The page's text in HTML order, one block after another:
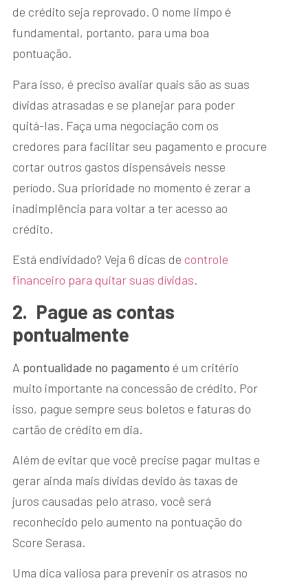
de crédito seja reprovado. O nome limpo é
fundamental, portanto, para uma boa
pontuação.
Para isso, é preciso avaliar quais são as suas
dívidas atrasadas e se planejar para poder
quitá-las. Faça uma negociação com os
credores para facilitar seu pagamento e procure
cortar outros gastos dispensáveis nesse
período. Sua prioridade no momento é zerar a
inadimplência para voltar a ter acesso ao
crédito.
Está endividado? Veja 6 dicas de controle
financeiro para quitar suas dívidas.
2. Pague as contas
pontualmente
A pontualidade no pagamento é um critério
muito importante na concessão de crédito. Por
isso, pague sempre seus boletos e faturas do
cartão de crédito em dia.
Além de evitar que você precise pagar multas e
gerar ainda mais dívidas devido às taxas de
juros causadas pelo atraso, você será
reconhecido pelo aumento na pontuação do
Score Serasa.
Uma dica valiosa para prevenir os atrasos no